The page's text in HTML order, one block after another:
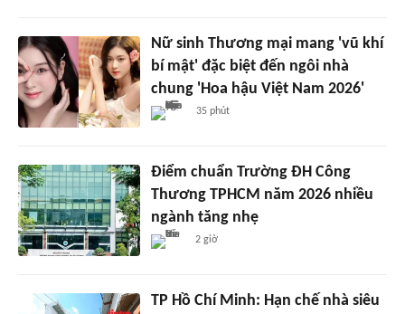
Nữ sinh Thương mại mang 'vũ khí
bí mật' đặc biệt đến ngôi nhà
chung 'Hoa hậu Việt Nam 2026'
35 phút
Điểm chuẩn Trường ĐH Công
Thương TPHCM năm 2026 nhiều
ngành tăng nhẹ
2 giờ
TP Hồ Chí Minh: Hạn chế nhà siêu